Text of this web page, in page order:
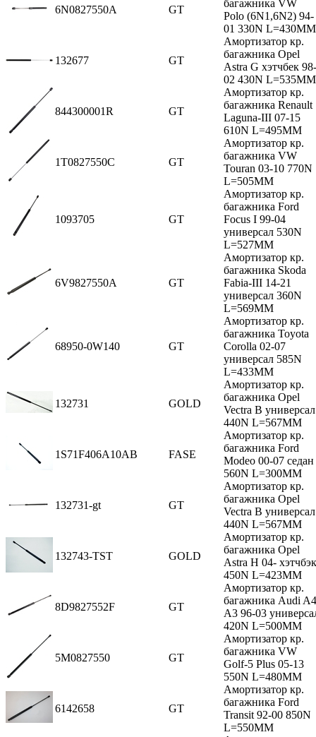
6N0827550A GT
багажника VW
Polo (6N1,6N2) 94-
01 330N L=430MM
132677 GT
Амортизатор кр.
багажника Opel
Astra G хэтчбек 98-
02 430N L=535MM
844300001R GT
Амортизатор кр.
багажника Renault
Laguna-III 07-15
610N L=495MM
1T0827550C GT
Амортизатор кр.
багажника VW
Touran 03-10 770N
L=505MM
1093705 GT
Амортизатор кр.
багажника Ford
Focus I 99-04
универсал 530N
L=527MM
6V9827550A GT
Амортизатор кр.
багажника Skoda
Fabia-III 14-21
универсал 360N
L=569MM
68950-0W140 GT
Амортизатор кр.
багажника Toyota
Corolla 02-07
универсал 585N
L=433MM
132731 GOLD
Амортизатор кр.
багажника Opel
Vectra В универсал
440N L=567MM
1S71F406A10AB FASE
Амортизатор кр.
багажника Ford
Modeo 00-07 седан
560N L=300MM
132731-gt GT
Амортизатор кр.
багажника Opel
Vectra В универсал
440N L=567MM
132743-TST GOLD
Амортизатор кр.
багажника Opel
Astra H 04- хэтчбэк
450N L=423MM
8D9827552F GT
Амортизатор кр.
багажника Audi A4
A3 96-03
420N L=500MM
5M0827550 GT
Амортизатор кр.
багажника VW
Golf-5 Plus 05-13
550N L=480MM
6142658 GT
Амортизатор кр.
багажника Ford
Transit 92-00 850N
L=550MM